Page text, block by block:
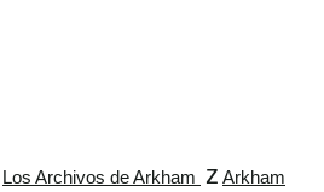
Los Archivos de Arkham z Arkham